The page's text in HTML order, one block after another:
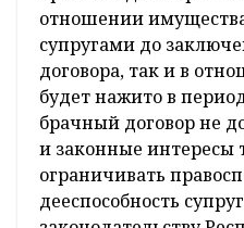
отношении
супругами до
договора, так и в
будет нажито в
брачный договор не
и законные интересы
ограничивать
дееспособность